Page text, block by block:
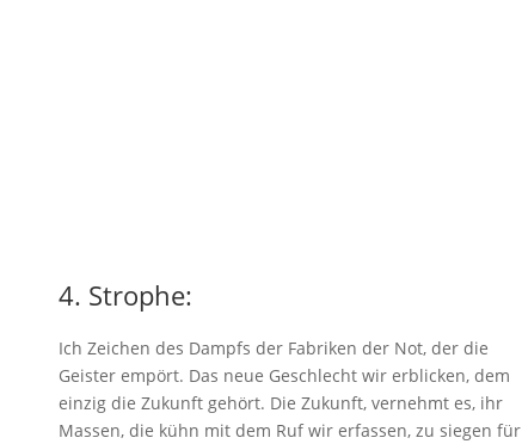
4. Strophe:
Ich Zeichen des Dampfs der Fabriken der Not, der die
Geister empört. Das neue Geschlecht wir erblicken, dem
einzig die Zukunft gehört. Die Zukunft, vernehmt es, ihr
Massen, die kühn mit dem Ruf wir erfassen, zu siegen für